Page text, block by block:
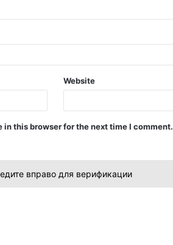
Website
in this browser for the next time I comment.
вправо для верификации